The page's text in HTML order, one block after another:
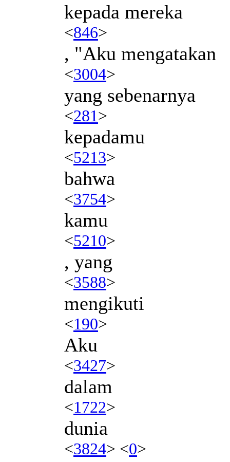
kepada mereka
<846>
, "Aku mengatakan
<3004>
yang sebenarnya
<281>
kepadamu
<5213>
bahwa
<3754>
kamu
<5210>
, yang
<3588>
mengikuti
<190>
Aku
<3427>
dalam
<1722>
dunia
<3824> <0>